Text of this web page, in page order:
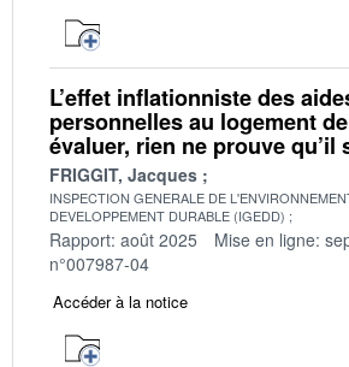
L’effet inflationniste des
personnelles au logement
évaluer, rien ne prouve qu’il
FRIGGIT, Jacques
INSPECTION GENERALE DE
DEVELOPPEMENT DURABLE (IGEDD)
Rapport: août 2025 Mise en ligne:
n°007987-04
Accéder à la notice